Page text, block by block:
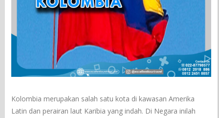
Kolombia merupakan salah satu kota di kawasan Amerika
Latin dan perairan laut Karibia yang indah. Di Negara inilah